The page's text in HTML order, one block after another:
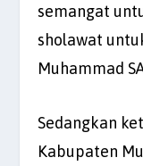
semangat
sholawat
Muhammad
Sedangkan
Kabupaten